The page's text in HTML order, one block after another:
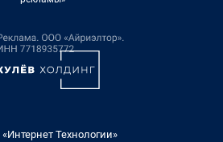
Технологии»